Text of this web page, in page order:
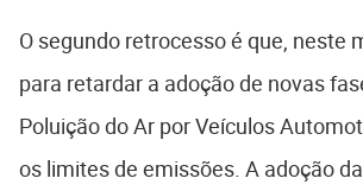
O segundo retrocesso é que, neste
para retardar a adoção de novas
Poluição do Ar por Veículos
os limites de emissões. A adoção